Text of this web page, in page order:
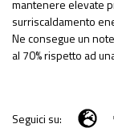
mantenere elevate
surriscaldamento
Ne consegue un
al 70% rispetto ad
Seguici su: